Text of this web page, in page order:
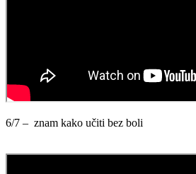
6/7 – znam kako učiti bez boli